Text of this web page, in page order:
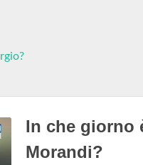
In che giorno
Morandi?